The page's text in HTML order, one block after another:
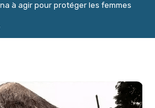
à agir pour protéger les femmes